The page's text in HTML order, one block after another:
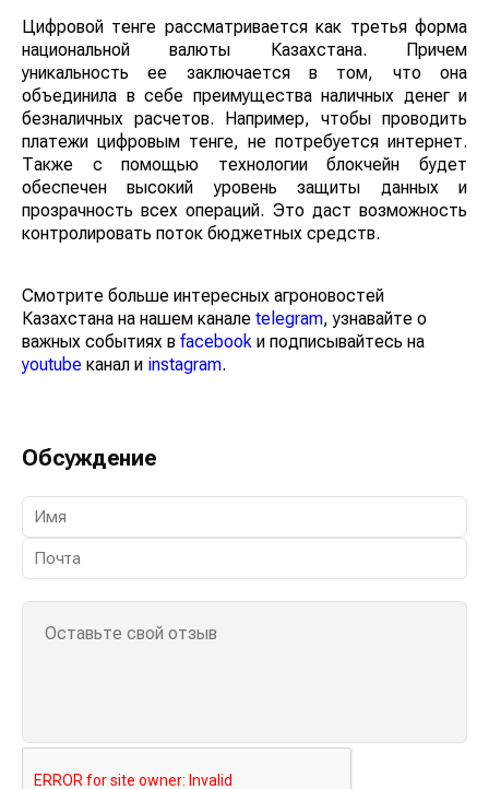
Цифровой тенге рассматривается как третья форма
национальной валюты Казахстана. Причем
уникальность ее заключается в том, что она
объединила в себе преимущества наличных денег и
безналичных расчетов. Например, чтобы проводить
платежи цифровым тенге, не потребуется интернет.
Также с помощью технологии блокчейн будет
обеспечен высокий уровень защиты данных и
прозрачность всех операций. Это даст возможность
контролировать поток бюджетных средств.
Смотрите больше интересных агроновостей
Казахстана на нашем канале telegram, узнавайте о
важных событиях в facebook и подписывайтесь на
youtube канал и instagram.
Обсуждение